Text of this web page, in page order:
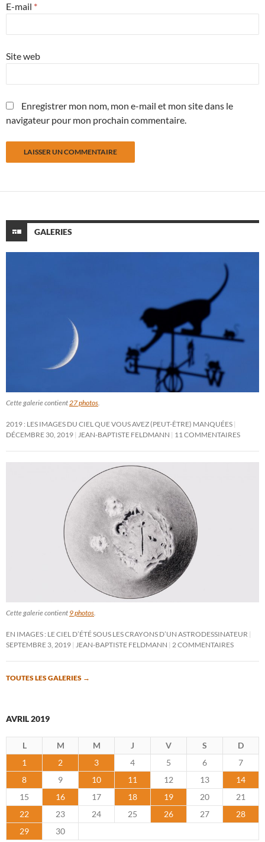
E-mail *
Site web
Enregistrer mon nom, mon e-mail et mon site dans le
navigateur pour mon prochain commentaire.
GALERIES
Cette galerie contient 27 photos
2019 : LES IMAGES DU CIEL QUE VOUS AVEZ (PEUT-ÊTRE) MANQUÉES
DÉCEMBRE 30, 2019
JEAN-BAPTISTE FELDMANN 11 COMMENTAIRES
Cette galerie contient 9 photos
EN IMAGES : LE CIEL D’ÉTÉ SOUS LES CRAYONS D’UN ASTRODESSINATEUR
SEPTEMBRE 3, 2019
JEAN-BAPTISTE FELDMANN 2 COMMENTAIRES
TOUTES LES GALERIES →
AVRIL 2019
L M M J V S
D
1
2 3 4 5 6
7
8
9 10 11 12 13
14
15
16 17 18 19 20
21
22
23 24 25 26 27
28
29
30